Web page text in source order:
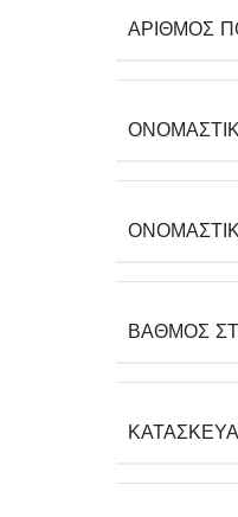
ΑΡΙΘΜΌΣ
ΒΑΘΜΌΣ